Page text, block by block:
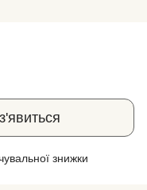
знижки